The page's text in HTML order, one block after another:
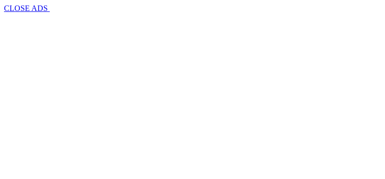
CLOSE ADS